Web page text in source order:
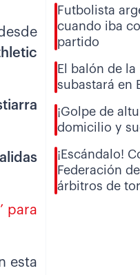
para
esta
Futbolista
cuando iba
partido
El balón de
subastará en
¡Golpe de
domicilio y
¡Escándalo!
Federación
árbitros de